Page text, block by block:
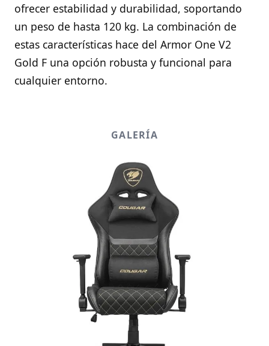
ofrecer estabilidad y durabilidad, soportando
un peso de hasta 120 kg. La combinación de
estas características hace del Armor One V2
Gold F una opción robusta y funcional para
cualquier entorno.
GALERÍA